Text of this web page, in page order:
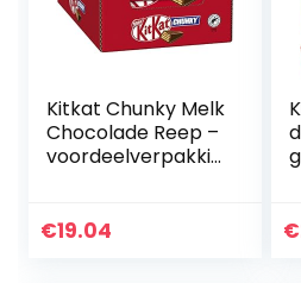
Kitkat Chunky Melk
Chocolade Reep –
voordeelverpakkin
€19.04
g
€